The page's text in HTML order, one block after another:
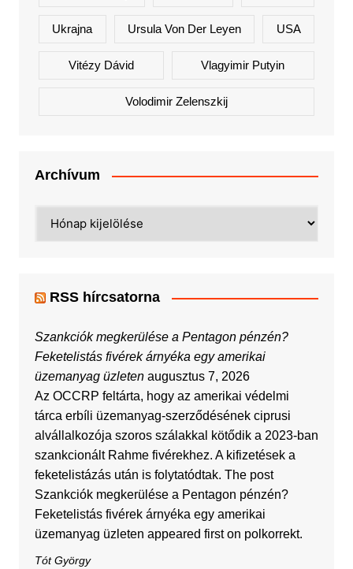
Ukrajna Ursula Von Der Leyen USA
Vitézy Dávid Vlagyimir Putyin
Volodimir Zelenszkij
Archívum
RSS hírcsatorna
Szankciók megkerülése a Pentagon pénzén?
Feketelistás fivérek árnyéka egy amerikai
üzemanyag üzleten augusztus 7, 2026
Az OCCRP feltárta, hogy az amerikai védelmi
tárca erbíli üzemanyag-szerződésének ciprusi
alvállalkozója szoros szálakkal kötődik a 2023-ban
szankcionált Rahme fivérekhez. A kifizetések a
feketelistázás után is folytatódtak. The post
Szankciók megkerülése a Pentagon pénzén?
Feketelistás fivérek árnyéka egy amerikai
üzemanyag üzleten appeared first on polkorrekt.
Tót György